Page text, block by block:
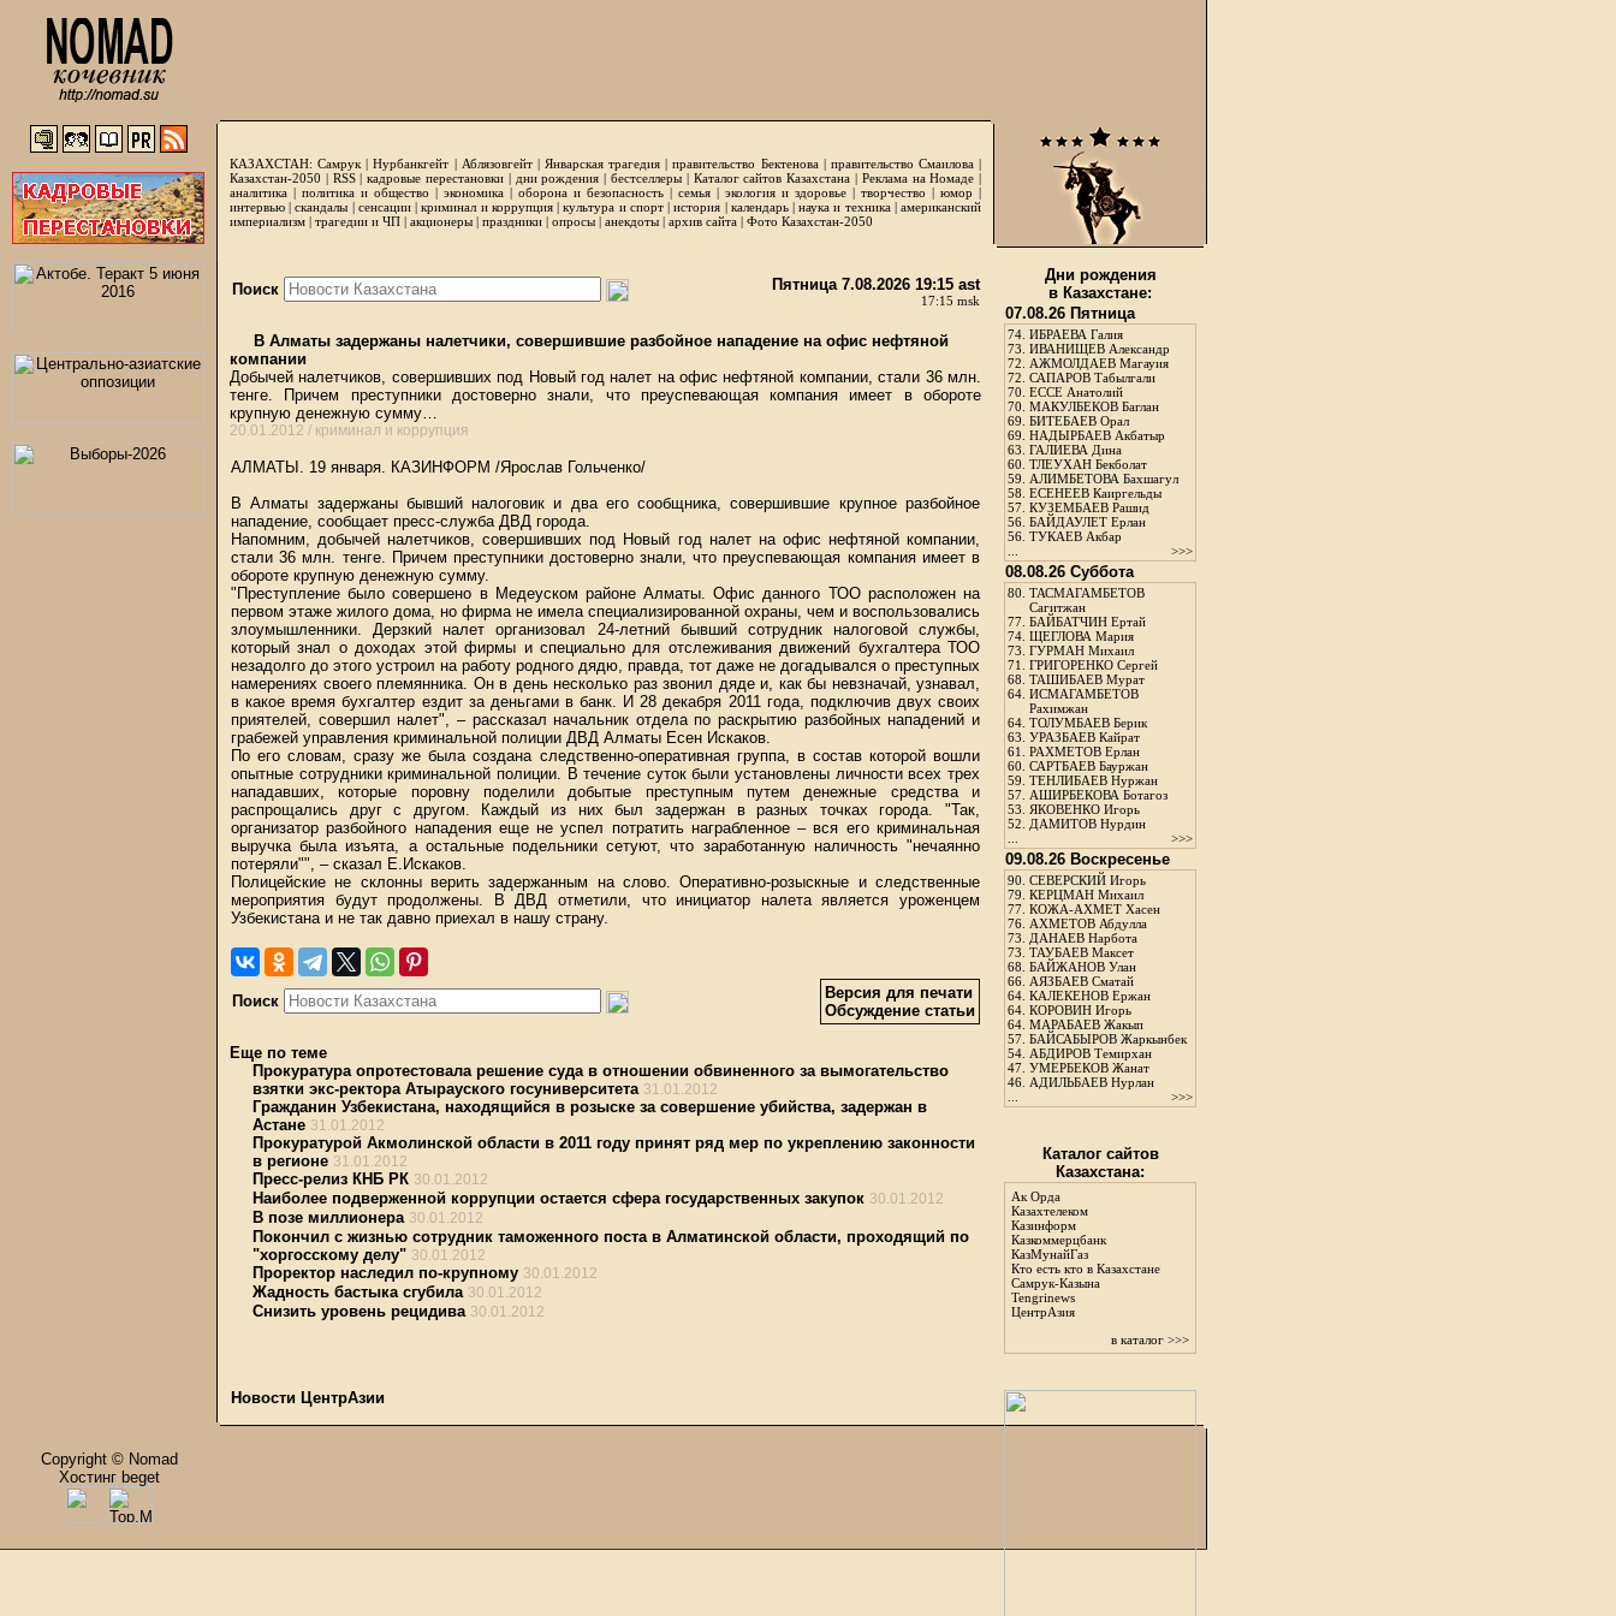
КАЗАХСТАН: Самрук |Нурбанкгейт | Аблязовгейт| Январская трагедия |правительство Бектенова| правительство Смаилова|
Казахстан-2050 | RSS|кадровые перестановки| дни рождения | бестселлеры| Каталог сайтов Казахстана | Реклама на Номаде |
аналитика | политика и общество | экономика | оборона и безопасность | семья | экология и здоровье | творчество | юмор |
интервью |скандалы | сенсации|криминал и коррупция|культура и спорт|история | календарь|наука и техника|американский
империализм | трагедии и ЧП | акционеры | праздники | опросы | анекдоты | архив сайта | Фото Казахстан-2050
Поиск Пятница 7.08.2026 19:15 ast
17:15 msk
В Алматы задержаны налетчики, совершившие разбойное нападение на офис нефтяной
компании
Добычей налетчиков, совершивших под Новый год налет на офис нефтяной компании, стали 36 млн.
тенге. Причем преступники достоверно знали, что преуспевающая компания имеет в обороте
крупную денежную сумму…
20.01.2012 / криминал и коррупция
АЛМАТЫ. 19 января. КАЗИНФОРМ /Ярослав Гольченко/
В Алматы задержаны бывший налоговик и два его сообщника, совершившие крупное разбойное
нападение, сообщает пресс-служба ДВД города.
Напомним, добычей налетчиков, совершивших под Новый год налет на офис нефтяной компании,
стали 36 млн. тенге. Причем преступники достоверно знали, что преуспевающая компания имеет в
обороте крупную денежную сумму.
"Преступление было совершено в Медеуском районе Алматы. Офис данного ТОО расположен на
первом этаже жилого дома, но фирма не имела специализированной охраны, чем и воспользовались
злоумышленники. Дерзкий налет организовал 24-летний бывший сотрудник налоговой службы,
который знал о доходах этой фирмы и специально для отслеживания движений бухгалтера ТОО
незадолго до этого устроил на работу родного дядю, правда, тот даже не догадывался о преступных
намерениях своего племянника. Он в день несколько раз звонил дяде и, как бы невзначай, узнавал,
в какое время бухгалтер ездит за деньгами в банк. И 28 декабря 2011 года, подключив двух своих
приятелей, совершил налет", – рассказал начальник отдела по раскрытию разбойных нападений и
грабежей управления криминальной полиции ДВД Алматы Есен Искаков.
По его словам, сразу же была создана следственно-оперативная группа, в состав которой вошли
опытные сотрудники криминальной полиции. В течение суток были установлены личности всех трех
нападавших, которые поровну поделили добытые преступным путем денежные средства и
распрощались друг с другом. Каждый из них был задержан в разных точках города. "Так,
организатор разбойного нападения еще не успел потратить награбленное – вся его криминальная
выручка была изъята, а остальные подельники сетуют, что заработанную наличность "нечаянно
потеряли"", – сказал Е.Искаков.
Полицейские не склонны верить задержанным на слово. Оперативно-розыскные и следственные
мероприятия будут продолжены. В ДВД отметили, что инициатор налета является уроженцем
Узбекистана и не так давно приехал в нашу страну.
Поиск
Версия для печати
Обсуждение статьи
Еще по теме
Прокуратура опротестовала решение суда в отношении обвиненного за вымогательство
взятки экс-ректора Атырауского госуниверситета 31.01.2012
Гражданин Узбекистана, находящийся в розыске за совершение убийства, задержан в
Астане 31.01.2012
Прокуратурой Акмолинской области в 2011 году принят ряд мер по укреплению законности
в регионе 31.01.2012
Пресс-релиз КНБ РК 30.01.2012
Наиболее подверженной коррупции остается сфера государственных закупок 30.01.2012
В позе миллионера 30.01.2012
Покончил с жизнью сотрудник таможенного поста в Алматинской области, проходящий по
"хоргосскому делу" 30.01.2012
Проректор наследил по-крупному 30.01.2012
Жадность бастыка сгубила 30.01.2012
Снизить уровень рецидива 30.01.2012
Новости ЦентрАзии
Дни рождения
в Казахстане:
07.08.26 Пятница
74. ИБРАЕВА Галия
73. ИВАНИЩЕВ Александр
72. АЖМОЛДАЕВ Магауия
72. САПАРОВ Табылгали
70. ЕССЕ Анатолий
70. МАКУЛБЕКОВ Баглан
69. БИТЕБАЕВ Орал
69. НАДЫРБАЕВ Акбатыр
63. ГАЛИЕВА Дина
60. ТЛЕУХАН Бекболат
59. АЛИМБЕТОВА Бахшагул
58. ЕСЕНЕЕВ Каиргельды
57. КУЗЕМБАЕВ Рашид
56. БАЙДАУЛЕТ Ерлан
56. ТУКАЕВ Акбар
>>>
08.08.26 Суббота
80. ТАСМАГАМБЕТОВ
Сагитжан
77. БАЙБАТЧИН Ертай
74. ЩЕГЛОВА Мария
73. ГУРМАН Михаил
71. ГРИГОРЕНКО Сергей
68. ТАШИБАЕВ Мурат
64. ИСМАГАМБЕТОВ
Рахимжан
64. ТОЛУМБАЕВ Берик
63. УРАЗБАЕВ Кайрат
61. РАХМЕТОВ Ерлан
60. САРТБАЕВ Бауржан
59. ТЕНЛИБАЕВ Нуржан
57. АШИРБЕКОВА Ботагоз
53. ЯКОВЕНКО Игорь
52. ДАМИТОВ Нурдин
>>>
09.08.26 Воскресенье
90. СЕВЕРСКИЙ Игорь
79. КЕРЦМАН Михаил
77. КОЖА-АХМЕТ Хасен
76. АХМЕТОВ Абдулла
73. ДАНАЕВ Нарбота
73. ТАУБАЕВ Максет
68. БАЙЖАНОВ Улан
66. АЯЗБАЕВ Сматай
64. КАЛЕКЕНОВ Ержан
64. КОРОВИН Игорь
64. МАРАБАЕВ Жакып
57. БАЙСАБЫРОВ Жаркынбек
54. АБДИРОВ Темирхан
47. УМЕРБЕКОВ Жанат
46. АДИЛЬБАЕВ Нурлан
>>>
Каталог сайтов
Казахстана:
Ак Орда
Казахтелеком
Казинформ
Казкоммерцбанк
КазМунайГаз
Кто есть кто в Казахстане
Самрук-Казына
Tengrinews
ЦентрАзия
в каталог >>>
Copyright © Nomad
Хостинг beget